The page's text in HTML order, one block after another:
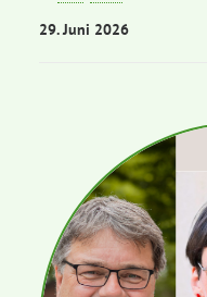
29. Juni 2026